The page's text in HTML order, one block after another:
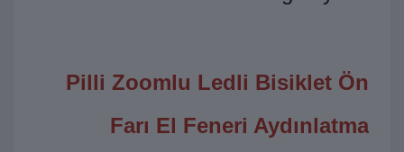
Pilli Zoomlu Ledli Bisiklet Ön
Farı El Feneri Aydınlatma